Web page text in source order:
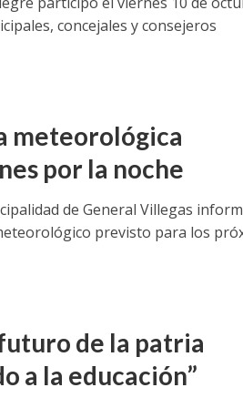
concejales y consejeros
meteorológica
por la noche
de General Villegas
previsto para los
de la patria
a la educación”